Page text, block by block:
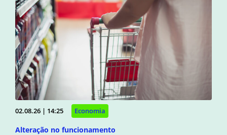
02.08.26 | 14:25 Economia
Alteração no funcionamento